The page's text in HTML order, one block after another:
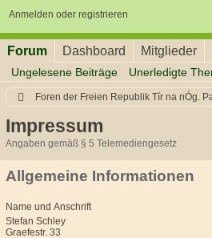
Anmelden oder registrieren
Forum Dashboard Mitglieder
Ungelesene Beiträge Unerledigte
Foren der Freien Republik Tír na nÓg.
Impressum
Angaben gemäß § 5 Telemediengesetz
Allgemeine Informationen
Name und Anschrift
Stefan Schley
Graefestr. 33